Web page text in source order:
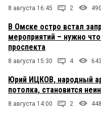
8 августа 16:45 2 490
В Омске остро встал
мероприятий – нужно
проспекта
8 августа 15:30 4 643
Юрий ИЦКОВ, народный
потолка, становится
8 августа 14:00 2 448